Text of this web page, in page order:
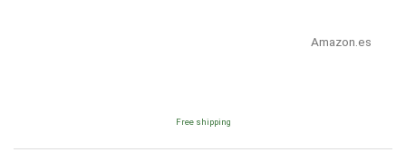
Amazon.es
Free shipping